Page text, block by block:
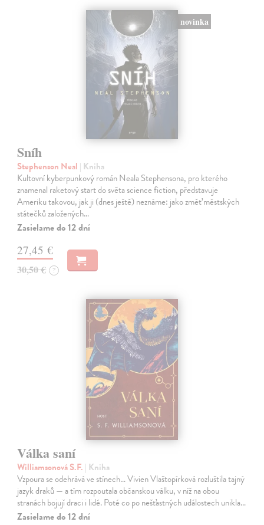
novinka
Sníh
Stephenson Neal | Kniha
Kultovní kyberpunkový román Neala Stephensona, pro kterého
znamenal raketový start do světa science fiction, představuje
Ameriku takovou, jak ji (dnes ještě) neznáme: jako změť městských
státečků založených…
Zasielame do 12 dní
27,45 €
30,50 € ?
Válka saní
Williamsonová S.F. | Kniha
Vzpoura se odehrává ve stínech… Vivien Vlaštopírková rozluštila tajný
jazyk draků — a tím rozpoutala občanskou válku, v níž na obou
stranách bojují draci i lidé. Poté co po nešťastných událostech unikla…
Zasielame do 12 dní